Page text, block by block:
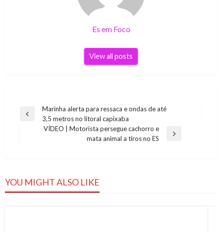
Es em Foco
View all posts
Navegação
Previous
Marinha alerta para ressaca e ondas de até
3,5 metros no litoral capixaba
VÍDEO | Motorista persegue cachorro e
mata animal a tiros no ES
YOU MIGHT ALSO LIKE